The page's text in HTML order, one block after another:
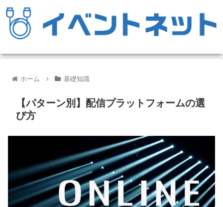
ホーム 基礎知識
【パターン別】配信プラットフォームの選
び方